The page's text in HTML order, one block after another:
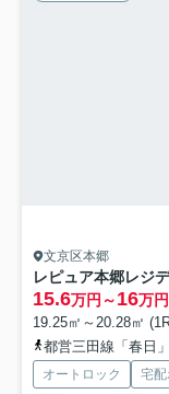
文京区本郷
レピュア本郷レジ
15.6万円～16万円
19.25㎡～20.28㎡
都営三田線「春日
オートロック 宅